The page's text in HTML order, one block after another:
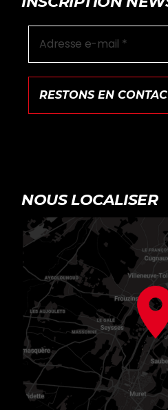
NOUS LOCALISER